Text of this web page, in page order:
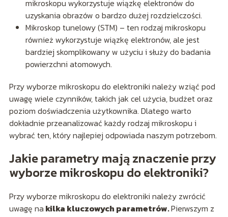
mikroskopu wykorzystuje wiązkę elektronów do
uzyskania obrazów o bardzo dużej rozdzielczości.
Mikroskop tunelowy (STM) – ten rodzaj mikroskopu
również wykorzystuje wiązkę elektronów, ale jest
bardziej skomplikowany w użyciu i służy do badania
powierzchni atomowych.
Przy wyborze mikroskopu do elektroniki należy wziąć pod
uwagę wiele czynników, takich jak cel użycia, budżet oraz
poziom doświadczenia użytkownika. Dlatego warto
dokładnie przeanalizować każdy rodzaj mikroskopu i
wybrać ten, który najlepiej odpowiada naszym potrzebom.
Jakie parametry mają znaczenie przy
wyborze mikroskopu do elektroniki?
Przy wyborze mikroskopu do elektroniki należy zwrócić
uwagę na kilka kluczowych parametrów.Pierwszym z